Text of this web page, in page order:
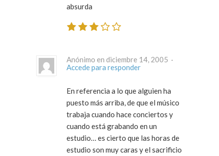
absurda
Anónimo en diciembre 14, 2005 ·
Accede para responder
En referencia a lo que alguien ha
puesto más arriba, de que el músico
trabaja cuando hace conciertos y
cuando está grabando en un
estudio… es cierto que las horas de
estudio son muy caras y el sacrificio